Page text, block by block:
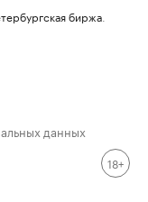
биржа
данных
18+